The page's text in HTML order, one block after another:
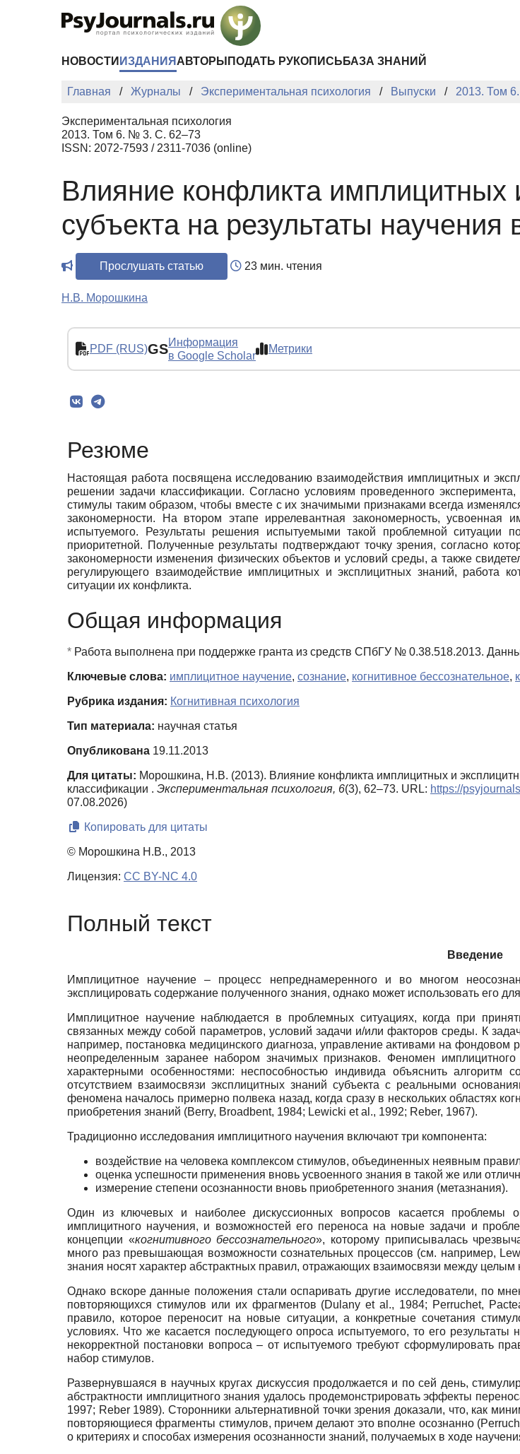
НОВОСТИ ИЗДАНИЯ АВТОРЫ ПОДАТЬ РУКОПИСЬ БАЗА ЗНАНИЙ
Главная Журналы Экспериментальная психология Выпуски 2013. Том
Экспериментальная психология
2013. Том 6. № 3. С. 62–73
ISSN: 2072-7593 / 2311-7036 (online)
Влияние конфликта имплицитных
субъекта на результаты
Прослушать статью 23 мин. чтения
Н.В. Морошкина
PDF (RUS)GSИнформация
в Google Scholar
Метрики
Резюме
Настоящая работа посвящена исследованию взаимодействия имплицитных и
решении задачи классификации. Согласно условиям проведенного
стимулы таким образом, чтобы вместе с их значимыми признаками всегда
закономерности. На втором этапе иррелевантная закономерность, усвоенная
испытуемого. Результаты решения испытуемыми такой проблемной ситуации
приоритетной. Полученные результаты подтверждают точку зрения, согласно
закономерности изменения физических объектов и условий среды, а также
регулирующего взаимодействие имплицитных и эксплицитных знаний, работа
ситуации их конфликта.
Общая информация
* Работа выполнена при поддержке гранта из средств СПбГУ № 0.38.518.2013.
Ключевые слова: имплицитное научение, сознание, когнитивное бессознательное,
Рубрика издания: Когнитивная психология
Тип материала: научная статья
Опубликована 19.11.2013
Для цитаты: Морошкина, Н.В. (2013). Влияние конфликта имплицитных и
классификации . Экспериментальная психология, 6(3), 62–73. URL: https://
07.08.2026)
Копировать для цитаты
© Морошкина Н.В., 2013
Лицензия: CC BY-NC 4.0
Полный текст
Введение
Имплицитное научение – процесс непреднамеренного и во многом
эксплицировать содержание полученного знания, однако может использовать его
Имплицитное научение наблюдается в проблемных ситуациях, когда при
связанных между собой параметров, условий задачи и/или факторов среды. К
например, постановка медицинского диагноза, управление активами на
неопределенным заранее набором значимых признаков. Феномен
характерными особенностями: неспособностью индивида объяснить
отсутствием взаимосвязи эксплицитных знаний субъекта с реальными
феномена началось примерно полвека назад, когда сразу в нескольких областях
приобретения знаний (Berry, Broadbent, 1984; Lewicki et al., 1992; Reber, 1967).
Традиционно исследования имплицитного научения включают три компонента:
воздействие на человека комплексом стимулов, объединенных неявным
оценка успешности применения вновь усвоенного знания в такой же или
измерение степени осознанности вновь приобретенного знания (метазнания).
Один из ключевых и наиболее дискуссионных вопросов касается проблемы
имплицитного научения, и возможностей его переноса на новые задачи и
концепции «когнитивного бессознательного», которому приписывалась
много раз превышающая возможности сознательных процессов (см. например,
знания носят характер абстрактных правил, отражающих взаимосвязи между
Однако вскоре данные положения стали оспаривать другие исследователи, по
повторяющихся стимулов или их фрагментов (Dulany et al., 1984; Perruchet,
правило, которое переносит на новые ситуации, а конкретные сочетания
условиях. Что же касается последующего опроса испытуемого, то его
некорректной постановки вопроса – от испытуемого требуют сформулировать
набор стимулов.
Развернувшаяся в научных кругах дискуссия продолжается и по сей день,
абстрактности имплицитного знания удалось продемонстрировать эффекты
1997; Reber 1989). Сторонники альтернативной точки зрения доказали, что, как
повторяющиеся фрагменты стимулов, причем делают это вполне осознанно
о критериях и способах измерения осознанности знаний, получаемых в ходе